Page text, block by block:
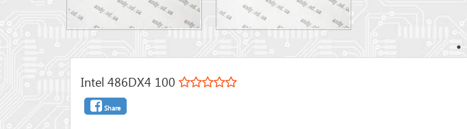
Intel 486DX4 100
Share